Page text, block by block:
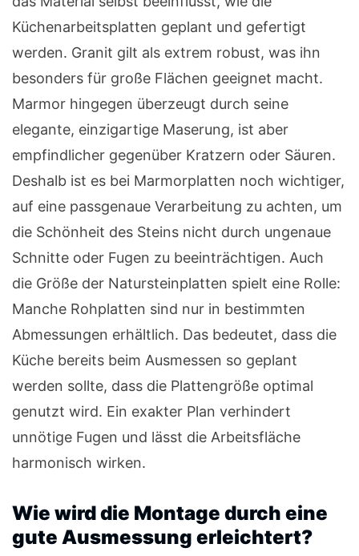
Küchenarbeitsplatten geplant und gefertigt
werden. Granit gilt als extrem robust, was ihn
besonders für große Flächen geeignet macht.
Marmor hingegen überzeugt durch seine
elegante, einzigartige Maserung, ist aber
empfindlicher gegenüber Kratzern oder Säuren.
Deshalb ist es bei Marmorplatten noch wichtiger,
auf eine passgenaue Verarbeitung zu achten, um
die Schönheit des Steins nicht durch ungenaue
Schnitte oder Fugen zu beeinträchtigen. Auch
die Größe der Natursteinplatten spielt eine Rolle:
Manche Rohplatten sind nur in bestimmten
Abmessungen erhältlich. Das bedeutet, dass die
Küche bereits beim Ausmessen so geplant
werden sollte, dass die Plattengröße optimal
genutzt wird. Ein exakter Plan verhindert
unnötige Fugen und lässt die Arbeitsfläche
harmonisch wirken.
Wie wird die Montage durch eine
gute Ausmessung erleichtert?